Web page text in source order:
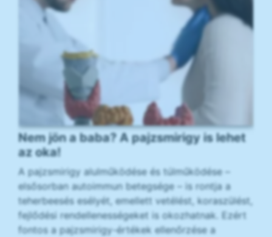
Nem jön a baba? A pajzsmirigy is lehet
az oka!
A pajzsmirigy alulműködése és túlműködése –
elsősorban autoimmun betegsége – is rontja a
teherbeesés esélyét, emellett vetélést, koraszülést,
fejlődési rendellenességeket is okozhatnak. Ezért
fontos a pajzsmirigy-értékek ellenőrzése a